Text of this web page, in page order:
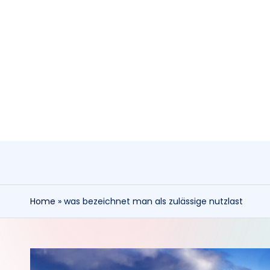
Home » was bezeichnet man als zulässige nutzlast